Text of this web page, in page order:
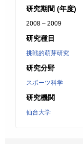
研究期間 (年度)
2008 – 2009
研究種目
挑戦的萌芽研究
研究分野
スポーツ科学
研究機関
仙台大学